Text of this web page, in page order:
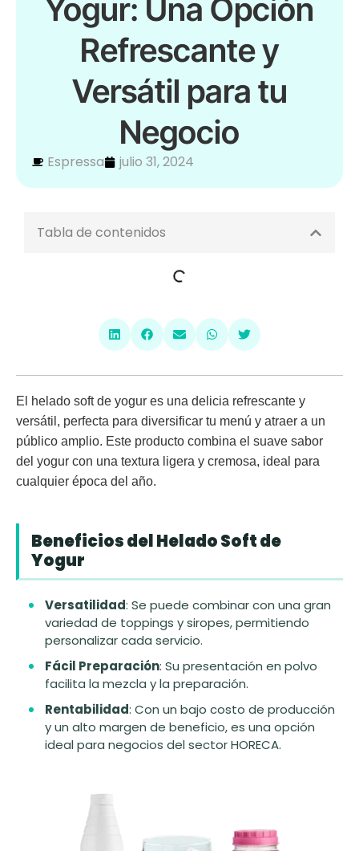
Yogur: Una Opción
Refrescante y
Versátil para tu
Negocio
Espressa julio 31, 2024
Tabla de contenidos
El helado soft de yogur es una delicia refrescante y
versátil, perfecta para diversificar tu menú y atraer a un
público amplio. Este producto combina el suave sabor
del yogur con una textura ligera y cremosa, ideal para
cualquier época del año.
Beneficios del Helado Soft de
Yogur
Versatilidad: Se puede combinar con una gran
variedad de toppings y siropes, permitiendo
personalizar cada servicio.
Fácil Preparación: Su presentación en polvo
facilita la mezcla y la preparación.
Rentabilidad: Con un bajo costo de producción
y un alto margen de beneficio, es una opción
ideal para negocios del sector HORECA.